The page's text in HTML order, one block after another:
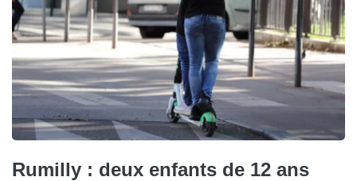
Rumilly : deux enfants de 12 ans